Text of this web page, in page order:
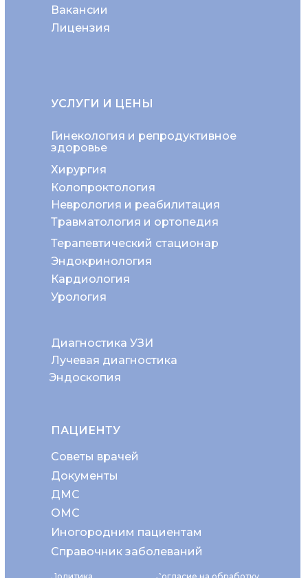
Вакансии
Лицензия
Неврология и реабилитация
Колопроктология
Хирургия
Гинекология и репродуктивное
здоровье
Диагностика УЗИ
Эндоскопия
Травматология и ортопедия
Эндокринология
Терапевтический стационар
Кардиология
Урология
Лучевая диагностика
УСЛУГИ И ЦЕНЫ
ПАЦИЕНТУ
Советы врачей
ОМС
Документы
ДМС
Иногородним пациентам
Справочник заболеваний